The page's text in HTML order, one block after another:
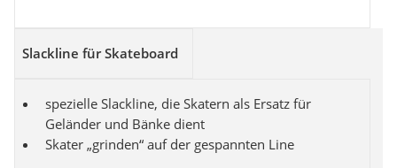
Slackline für Skateboard
spezielle Slackline, die Skatern als Ersatz für
Geländer und Bänke dient
Skater „grinden“ auf der gespannten Line